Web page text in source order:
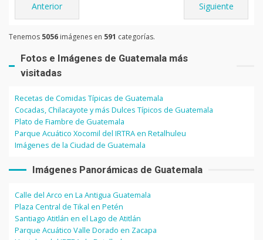
Anterior Siguiente
Tenemos 5056 imágenes en 591 categorías.
Fotos e Imágenes de Guatemala más
visitadas
Recetas de Comidas Típicas de Guatemala
Cocadas, Chilacayote y más Dulces Típicos de Guatemala
Plato de Fiambre de Guatemala
Parque Acuático Xocomil del IRTRA en Retalhuleu
Imágenes de la Ciudad de Guatemala
Imágenes Panorámicas de Guatemala
Calle del Arco en La Antigua Guatemala
Plaza Central de Tikal en Petén
Santiago Atitlán en el Lago de Atitlán
Parque Acuático Valle Dorado en Zacapa